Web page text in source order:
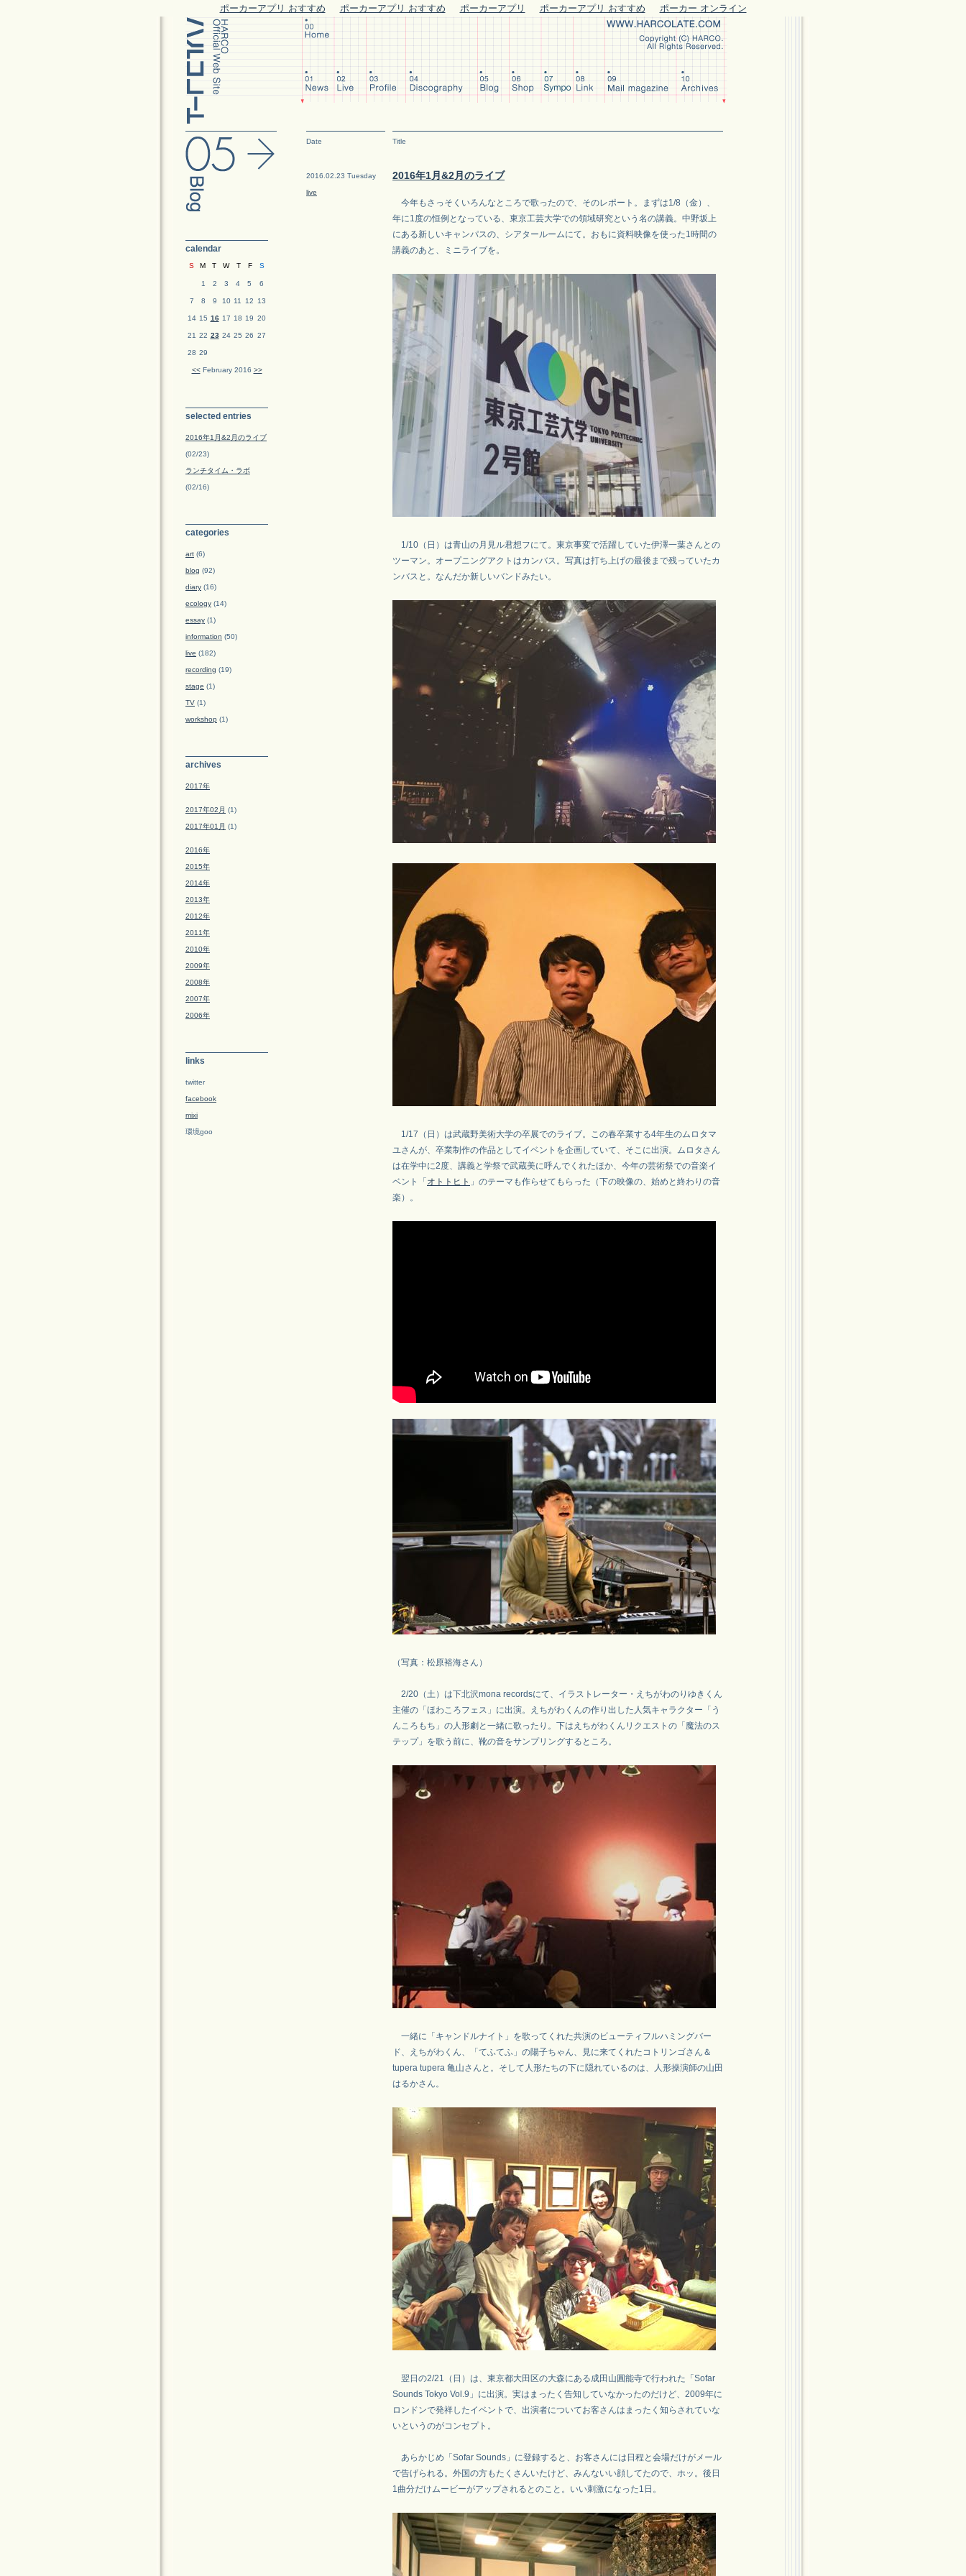
ポーカーアプリ おすすめ ポーカーアプリ おすすめ ポーカーアプリ ポーカーアプリ おすすめ ポーカー オンライン
Date Title
2016.02.23 Tuesday
live
2016年1月&2月のライブ
今年もさっそくいろんなところで歌ったので、そのレポート。まずは1/8（金）、
年に1度の恒例となっている、東京工芸大学での領域研究という名の講義。中野坂上
にある新しいキャンパスの、シアタールームにて。おもに資料映像を使った1時間の
講義のあと、ミニライブを。
1/10（日）は青山の月見ル君想フにて。東京事変で活躍していた伊澤一葉さんとの
ツーマン。オープニングアクトはカンバス。写真は打ち上げの最後まで残っていたカ
ンバスと。なんだか新しいバンドみたい。
1/17（日）は武蔵野美術大学の卒展でのライブ。この春卒業する4年生のムロタマ
ユさんが、卒業制作の作品としてイベントを企画していて、そこに出演。ムロタさん
は在学中に2度、講義と学祭で武蔵美に呼んでくれたほか、今年の芸術祭での音楽イ
ベント「 オトトヒト 」のテーマも作らせてもらった（下の映像の、始めと終わりの音
楽）。
（写真：松原裕海さん）
2/20（土）は下北沢mona recordsにて、イラストレーター・えちがわのりゆきくん
主催の「ほわころフェス」に出演。えちがわくんの作り出した人気キャラクター「う
んころもち」の人形劇と一緒に歌ったり。下はえちがわくんリクエストの「魔法のス
テップ」を歌う前に、靴の音をサンプリングするところ。
一緒に「キャンドルナイト」を歌ってくれた共演のビューティフルハミングバー
ド、えちがわくん、「てふてふ」の陽子ちゃん、見に来てくれたコトリンゴさん＆
tupera tupera 亀山さんと。そして人形たちの下に隠れているのは、人形操演師の山田
はるかさん。
翌日の2/21（日）は、東京都大田区の大森にある成田山圓能寺で行われた「Sofar
Sounds Tokyo Vol.9」に出演。実はまったく告知していなかったのだけど、2009年に
ロンドンで発祥したイベントで、出演者についてお客さんはまったく知らされていな
いというのがコンセプト。
あらかじめ「Sofar Sounds」に登録すると、お客さんには日程と会場だけがメール
で告げられる。外国の方もたくさんいたけど、みんないい顔してたので、ホッ。後日
1曲分だけムービーがアップされるとのこと。いい刺激になった1日。
calendar
S M T W T F S
1 2 3 4 5 6
7 8 9 10 11 12 13
14 15 16 17 18 19 20
21 22 23 24 25 26 27
28 29
<<February 2016 >>
selected entries
2016年1月&2月のライブ
(02/23)
ランチタイム・ラボ
(02/16)
categories
art (6)
blog (92)
diary (16)
ecology (14)
essay (1)
information (50)
live (182)
recording (19)
stage (1)
TV (1)
workshop (1)
archives
2017年
2017年02月 (1)
2017年01月 (1)
2016年
2015年
2014年
2013年
2012年
2011年
2010年
2009年
2008年
2007年
2006年
links
twitter
facebook
mixi
環境goo